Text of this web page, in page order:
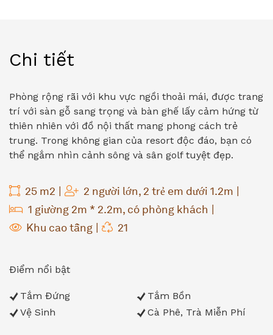
Chi tiết
Phòng rộng rãi với khu vực ngồi thoải mái, được trang
trí với sàn gỗ sang trọng và bàn ghế lấy cảm hứng từ
thiên nhiên với đồ nội thất mang phong cách trẻ
trung. Trong không gian của resort độc đáo, bạn có
thể ngắm nhìn cảnh sông và sân golf tuyệt đẹp.
25 m2
2 người lớn, 2 trẻ em dưới 1.2m
1 giường 2m * 2.2m, có phòng khách
Khu cao tầng
21
Điểm nổi bật
Tắm Đứng
Tắm Bồn
Vệ Sinh
Cà Phê, Trà Miễn Phí